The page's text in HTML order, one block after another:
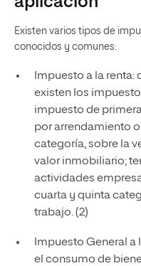
Existen varios tipos de
conocidos y comunes:
Impuesto a la renta:
existen los
impuesto de
por arrendamiento
categoría, sobre la
valor inmobiliario;
actividades
cuarta y quinta
trabajo. (2)
Impuesto General a
el consumo de